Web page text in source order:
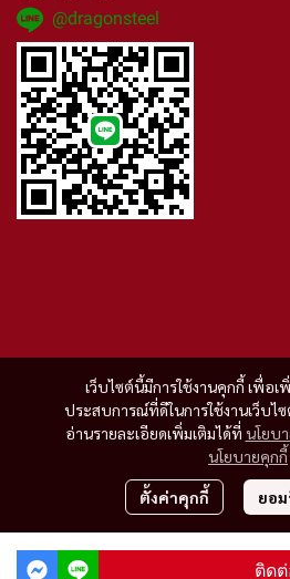
ติดต่
เว็บไซต์นี้มีการใช้งานคุกกี้ เพื่อ
ประสบการณ์ที่ดีในการใช้งานเว็บไ
อ่านรายละเอียดเพิ่มเติมได้ที่ นโยบ
นโยบายคุกกี้
ตั้งค่าคุกกี้ ยอ
@dragonsteel
Copyright 2023 | All Rights